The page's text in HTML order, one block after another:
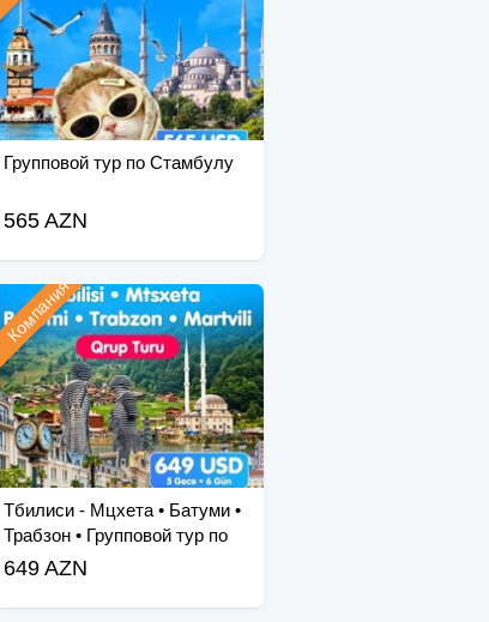
Групповой тур по Стамбулу
565 AZN
Тбилиси - Мцхета • Батуми •
Трабзон • Групповой тур по
Мартвили
Компания
649 AZN